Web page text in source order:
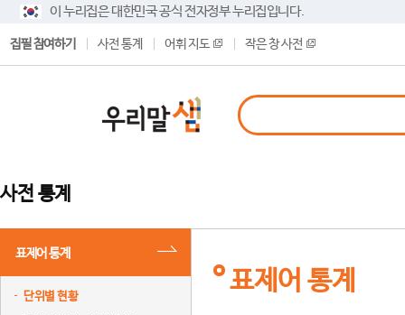
이 누리집은 대한민국 공식 전자정부 누리집입니다.
집필 참여하기 사전 통계 어휘 지도 작은 창 사전
사전 통계
표제어 통계
단위별 현황
표제어 통계